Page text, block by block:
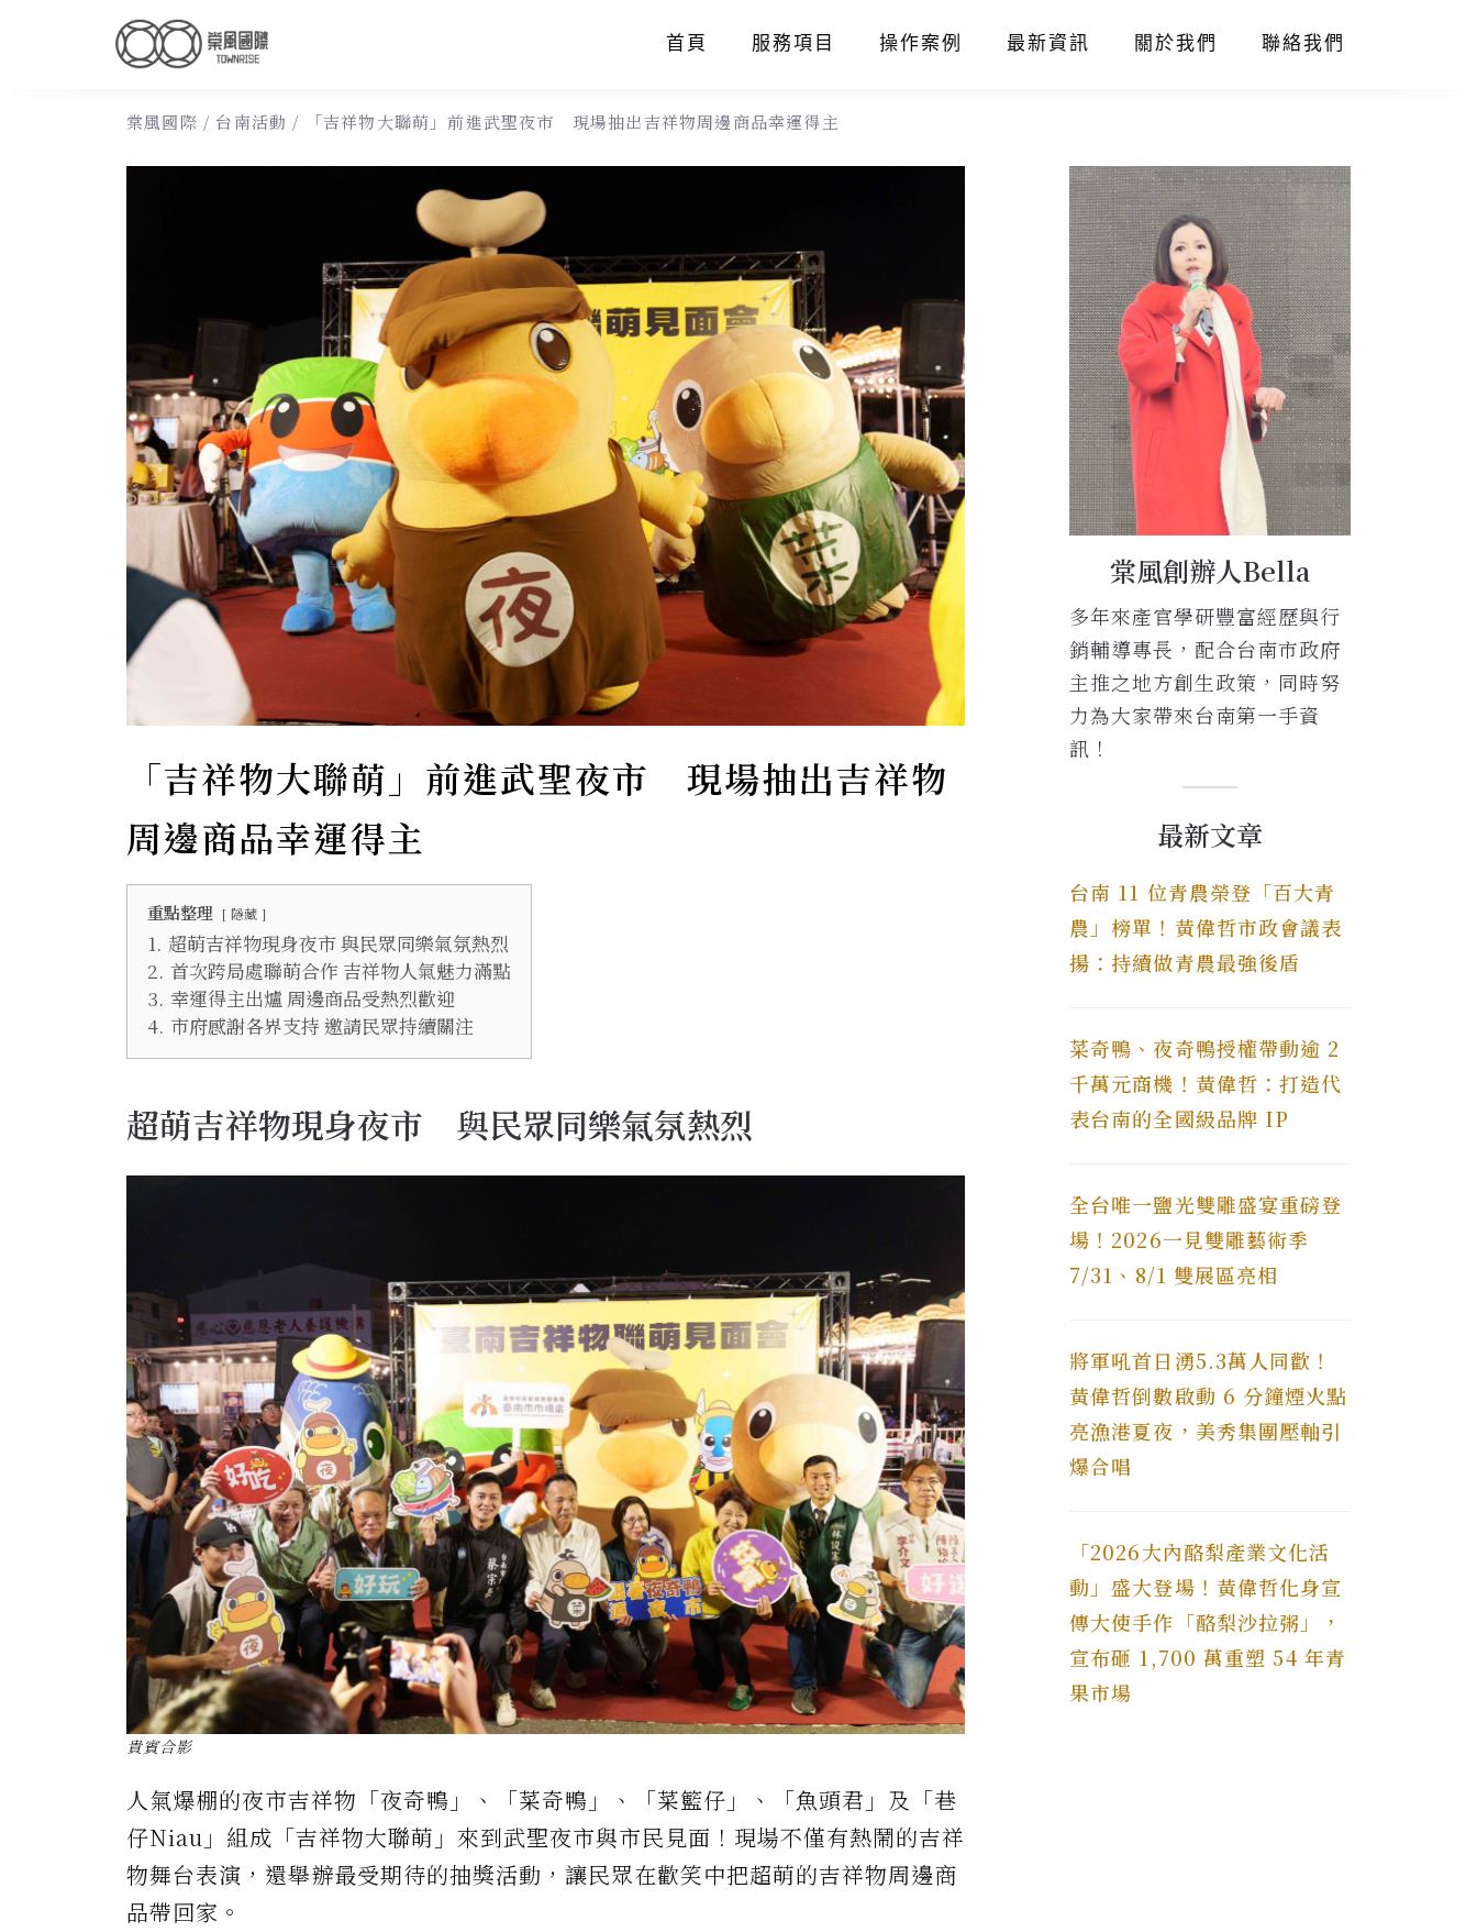
首頁 服務項目 操作案例 最新資訊 關於我們 聯絡我們
棠風國際 / 台南活動 / 「吉祥物大聯萌」前進武聖夜市 現場抽出吉祥物周邊商品幸運得主
「吉祥物大聯萌」前進武聖夜市 現場抽出吉祥物
周邊商品幸運得主
重點整理 隱藏
1. 超萌吉祥物現身夜市 與民眾同樂氣氛熱烈
2. 首次跨局處聯萌合作 吉祥物人氣魅力滿點
3. 幸運得主出爐 周邊商品受熱烈歡迎
4. 市府感謝各界支持 邀請民眾持續關注
超萌吉祥物現身夜市 與民眾同樂氣氛熱烈
貴賓合影
人氣爆棚的夜市吉祥物「夜奇鴨」、「菜奇鴨」、「菜籃仔」、「魚頭君」及「巷
仔Niau」組成「吉祥物大聯萌」來到武聖夜市與市民見面！現場不僅有熱鬧的吉祥
物舞台表演，還舉辦最受期待的抽獎活動，讓民眾在歡笑中把超萌的吉祥物周邊商
品帶回家。
棠風創辦人Bella
多年來產官學研豐富經歷與行
銷輔導專長，配合台南市政府
主推之地方創生政策，同時努
力為大家帶來台南第一手資
訊！
最新文章
台南 11 位青農榮登「百大青
農」榜單！黃偉哲市政會議表
揚：持續做青農最強後盾
菜奇鴨、夜奇鴨授權帶動逾 2
千萬元商機！黃偉哲：打造代
表台南的全國級品牌 IP
全台唯一鹽光雙雕盛宴重磅登
場！2026一見雙雕藝術季
7/31、8/1 雙展區亮相
將軍吼首日湧5.3萬人同歡！
黃偉哲倒數啟動 6 分鐘煙火點
亮漁港夏夜，美秀集團壓軸引
爆合唱
「2026大內酪梨產業文化活
動」盛大登場！黃偉哲化身宣
傳大使手作「酪梨沙拉粥」，
宣布砸 1,700 萬重塑 54 年青
果市場